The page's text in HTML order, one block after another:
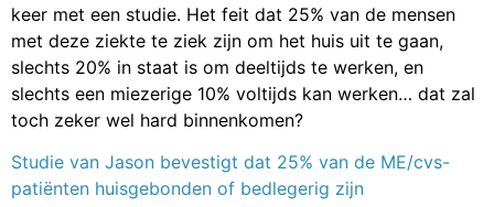
keer met een studie. Het feit dat 25% van de mensen
met deze ziekte te ziek zijn om het huis uit te gaan,
slechts 20% in staat is om deeltijds te werken, en
slechts een miezerige 10% voltijds kan werken… dat zal
toch zeker wel hard binnenkomen?
Studie van Jason bevestigt dat 25% van de ME/cvs-
patiënten huisgebonden of bedlegerig zijn